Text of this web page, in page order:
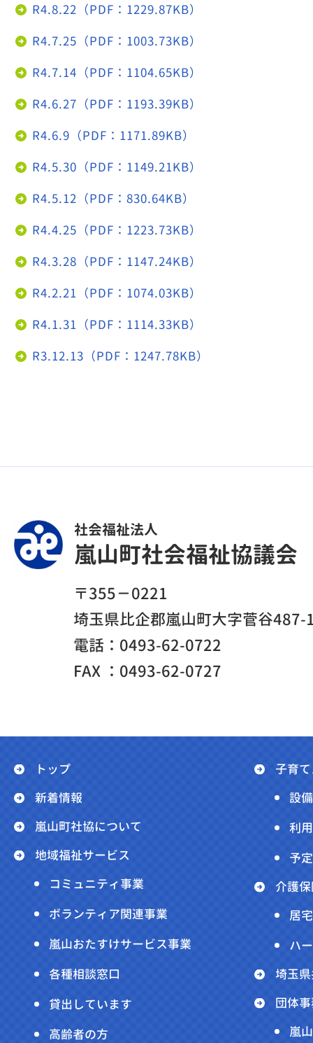
R4.8.22（PDF：1229.87KB）
R4.7.25（PDF：1003.73KB）
R4.7.14（PDF：1104.65KB）
R4.6.27（PDF：1193.39KB）
R4.6.9（PDF：1171.89KB）
R4.5.30（PDF：1149.21KB）
R4.5.12（PDF：830.64KB）
R4.4.25（PDF：1223.73KB）
R4.3.28（PDF：1147.24KB）
R4.2.21（PDF：1074.03KB）
R4.1.31（PDF：1114.33KB）
R3.12.13（PDF：1247.78KB）
社会福祉法人
嵐山町社会福祉協議会
〒355－0221
埼玉県比企郡嵐山町大字菅谷487-
電話：0493-62-0722
FAX ：0493-62-0727
トップ
新着情報
嵐山町社協について
地域福祉サービス
コミュニティ事業
ボランティア関連事業
嵐山おたすけサービス事業
各種相談窓口
貸出しています
高齢者の方
子育
設
利
予定
介護
居
ハ
埼玉
団体
嵐